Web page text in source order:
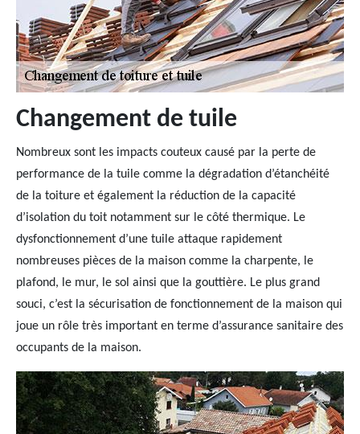
Changement de tuile
Nombreux sont les impacts couteux causé par la perte de
performance de la tuile comme la dégradation d’étanchéité
de la toiture et également la réduction de la capacité
d’isolation du toit notamment sur le côté thermique. Le
dysfonctionnement d’une tuile attaque rapidement
nombreuses pièces de la maison comme la charpente, le
plafond, le mur, le sol ainsi que la gouttière. Le plus grand
souci, c’est la sécurisation de fonctionnement de la maison qui
joue un rôle très important en terme d’assurance sanitaire des
occupants de la maison.